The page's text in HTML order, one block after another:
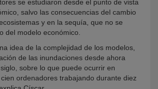
se estudiaron desde el punto de vista
salvo las consecuencias del cambio
y en la sequía, que no se
del modelo económico.
idea de la complejidad de los modelos,
de las inundaciones desde ahora
sobre lo que puede ocurrir en
ordenadores trabajando durante diez